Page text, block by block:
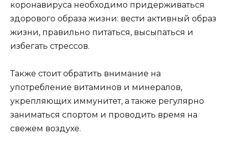
коронавируса необходимо придерживаться
здорового образа жизни: вести активный образ
жизни, правильно питаться, высыпаться и
избегать стрессов.
Также стоит обратить внимание на
употребление витаминов и минералов,
укрепляющих иммунитет, а также регулярно
заниматься спортом и проводить время на
свежем воздухе.